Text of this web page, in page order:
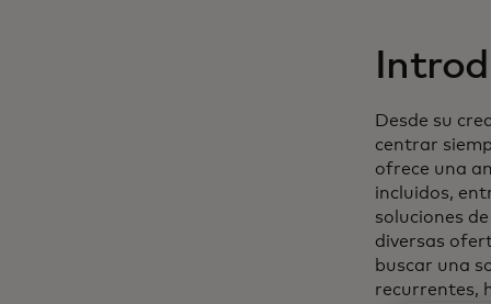
Desde su
centrar
ofrece una
incluidos,
soluciones
diversas
buscar una
recurrentes,